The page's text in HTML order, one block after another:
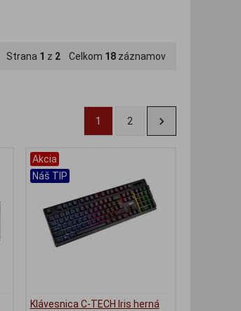
Strana 1 z 2 Celkom 18 záznamov
1 2
Akcia
Náš TIP
Klávesnica C-TECH Iris herná